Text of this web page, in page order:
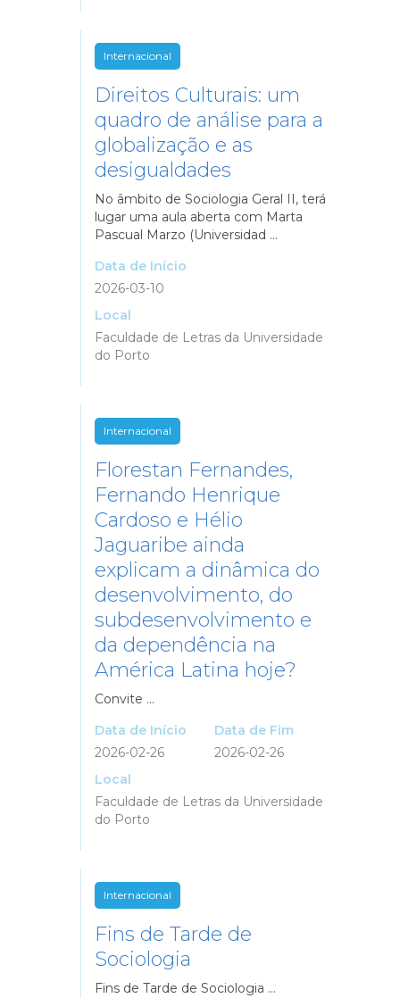
Internacional
Direitos Culturais: um
quadro de análise para a
globalização e as
desigualdades
No âmbito de Sociologia Geral II, terá
lugar uma aula aberta com Marta
Pascual Marzo (Universidad ...
Data de Início
2026-03-10
Local
Faculdade de Letras da Universidade
do Porto
Internacional
Florestan Fernandes,
Fernando Henrique
Cardoso e Hélio
Jaguaribe ainda
explicam a dinâmica do
desenvolvimento, do
subdesenvolvimento e
da dependência na
América Latina hoje?
Convite ...
Data de Início
2026-02-26
Data de Fim
2026-02-26
Local
Faculdade de Letras da Universidade
do Porto
Internacional
Fins de Tarde de
Sociologia
Fins de Tarde de Sociologia ...